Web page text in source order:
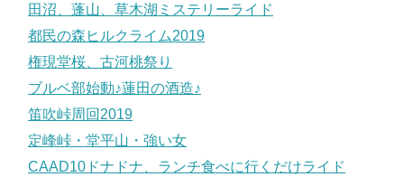
田沼、蓬山、草木湖ミステリーライド
都民の森ヒルクライム2019
権現堂桜、古河桃祭り
ブルベ部始動♪蓮田の酒造♪
笛吹峠周回2019
定峰峠・堂平山・強い女
CAAD10ドナドナ、ランチ食べに行くだけライド